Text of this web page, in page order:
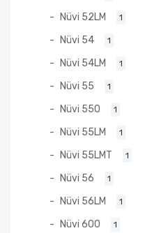
Nüvi 52LM 1
Nüvi 54 1
Nüvi 54LM 1
Nüvi 55 1
Nüvi 550 1
Nüvi 55LM 1
Nüvi 55LMT 1
Nüvi 56 1
Nüvi 56LM 1
Nüvi 600 1